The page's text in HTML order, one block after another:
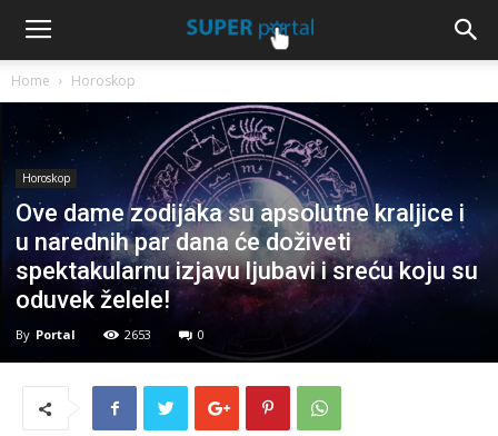
Home Horoskop
Horoskop
Ove dame zodijaka su apsolutne kraljice i
u narednih par dana će doživeti
spektakularnu izjavu ljubavi i sreću koju su
oduvek želele!
By Portal 2653 0